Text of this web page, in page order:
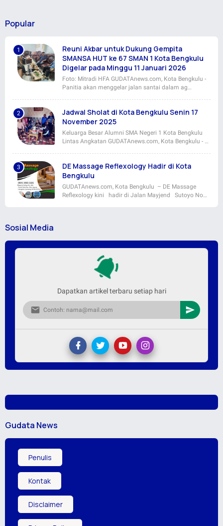
Popular
Reuni Akbar untuk Dukung Gempita
SMANSA HUT ke 67 SMAN 1 Kota Bengkulu
Digelar pada Minggu 11 Januari 2026
Foto: Mitradi HFA GUDATAnews.com, Kota Bengkulu -
Panitia akan menggelar jalan santai dalam ag…
Jadwal Sholat di Kota Bengkulu Senin 17
November 2025
Keluarga Besar Alumni SMA Negeri 1 Kota Bengkulu
Lintas Angkatan GUDATAnews.com, Kota Bengkulu - …
DE Massage Reflexology Hadir di Kota
Bengkulu
GUDATAnews.com, Kota Bengkulu – DE Massage
Reflexology kini hadir di Jalan Mayjend Sutoyo No…
Sosial Media
Dapatkan artikel terbaru setiap hari
Gudata News
Penulis
Kontak
Disclaimer